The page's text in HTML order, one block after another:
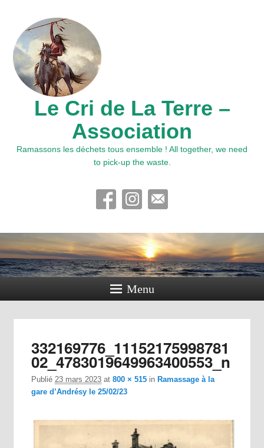
Le Cri de La Terre –
Association
Ramassons les déchets tous ensemble ! All together, we need
to pick-up the waste.
Menu
332169776_11152175998781
02_4783019649963400553_n
Publié23 mars 2023 at800 × 515 in Ramassage à la
gare d’Andrésy le 25/02/23